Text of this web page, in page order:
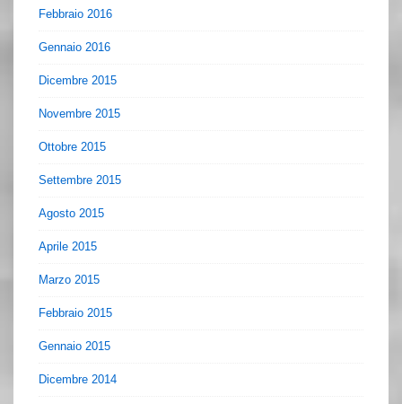
Febbraio 2016
Gennaio 2016
Dicembre 2015
Novembre 2015
Ottobre 2015
Settembre 2015
Agosto 2015
Aprile 2015
Marzo 2015
Febbraio 2015
Gennaio 2015
Dicembre 2014